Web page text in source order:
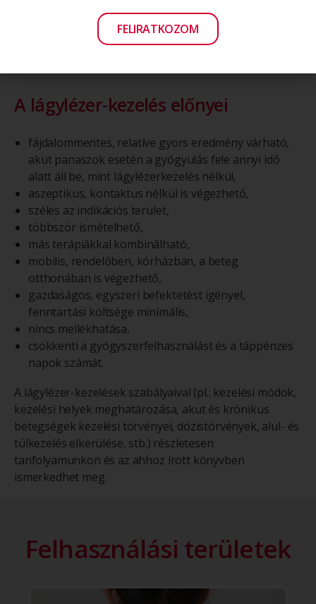
A lágylézer-kezelés előnyei
fájdalommentes, relatíve gyors eredmény várható,
akut panaszok esetén a gyógyulás fele annyi idő
alatt áll be, mint lágylézerkezelés nélkül,
aszeptikus, kontaktus nélkül is végezhető,
széles az indikációs terület,
többször ismételhető,
más terápiákkal kombinálható,
mobilis, rendelőben, kórházban, a beteg
otthonában is végezhető,
gazdaságos, egyszeri befektetést igényel,
fenntartási költsége minimális,
nincs mellékhatása,
csökkenti a gyógyszerfelhasználást és a táppénzes
napok számát.
A lágylézer-kezelések szabályaival (pl.: kezelési módok,
kezelési helyek meghatározása, akut és krónikus
betegségek kezelési törvényei, dózistörvények, alul- és
túlkezelés elkerülése, stb.) részletesen
tanfolyamunkon és az ahhoz írott könyvben
ismerkedhet meg.
Felhasználási területek
FELIRATKOZOM